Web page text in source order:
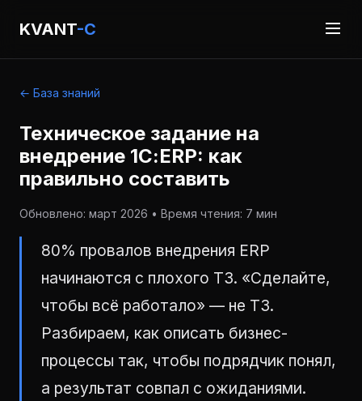
KVANT-C
← База знаний
Техническое задание на
внедрение 1С:ERP: как
правильно составить
Обновлено: март 2026 • Время чтения: 7 мин
80% провалов внедрения ERP
начинаются с плохого ТЗ. «Сделайте,
чтобы всё работало» — не ТЗ.
Разбираем, как описать бизнес-
процессы так, чтобы подрядчик понял,
а результат совпал с ожиданиями.